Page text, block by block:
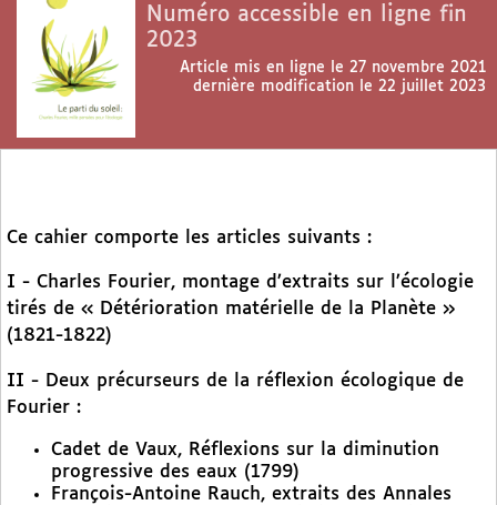
Numéro accessible en ligne fin
2023
Article mis en ligne le 27 novembre 2021
dernière modification le 22 juillet 2023
Ce cahier comporte les articles suivants :
I - Charles Fourier, montage d’extraits sur l’écologie
tirés de « Détérioration matérielle de la Planète »
(1821-1822)
II - Deux précurseurs de la réflexion écologique de
Fourier :
Cadet de Vaux, Réflexions sur la diminution
progressive des eaux (1799)
François-Antoine Rauch, extraits des Annales